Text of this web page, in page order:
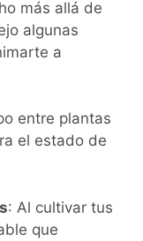
más allá de
algunas
a
entre plantas
el estado de
: Al cultivar tus
que